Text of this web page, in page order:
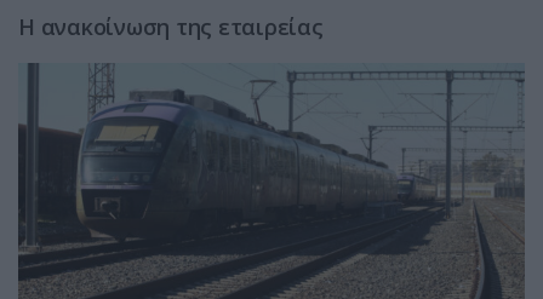
Η ανακοίνωση της εταιρείας